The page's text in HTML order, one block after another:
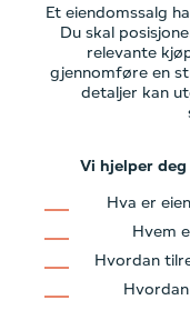
Et eiendomssalg
Du skal
relevante
gjennomføre en
detaljer kan
Vi hjelper
Hva er
Hvem
Hvordan